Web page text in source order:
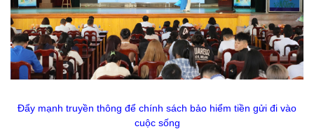
Đẩy mạnh truyền thông để chính sách bảo hiểm tiền gửi đi vào
cuộc sống